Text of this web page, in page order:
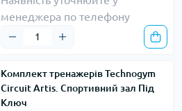
менеджера по телефону
Комплект тренажерів Technogym
Circuit Artis. Спортивний зал Під
Ключ